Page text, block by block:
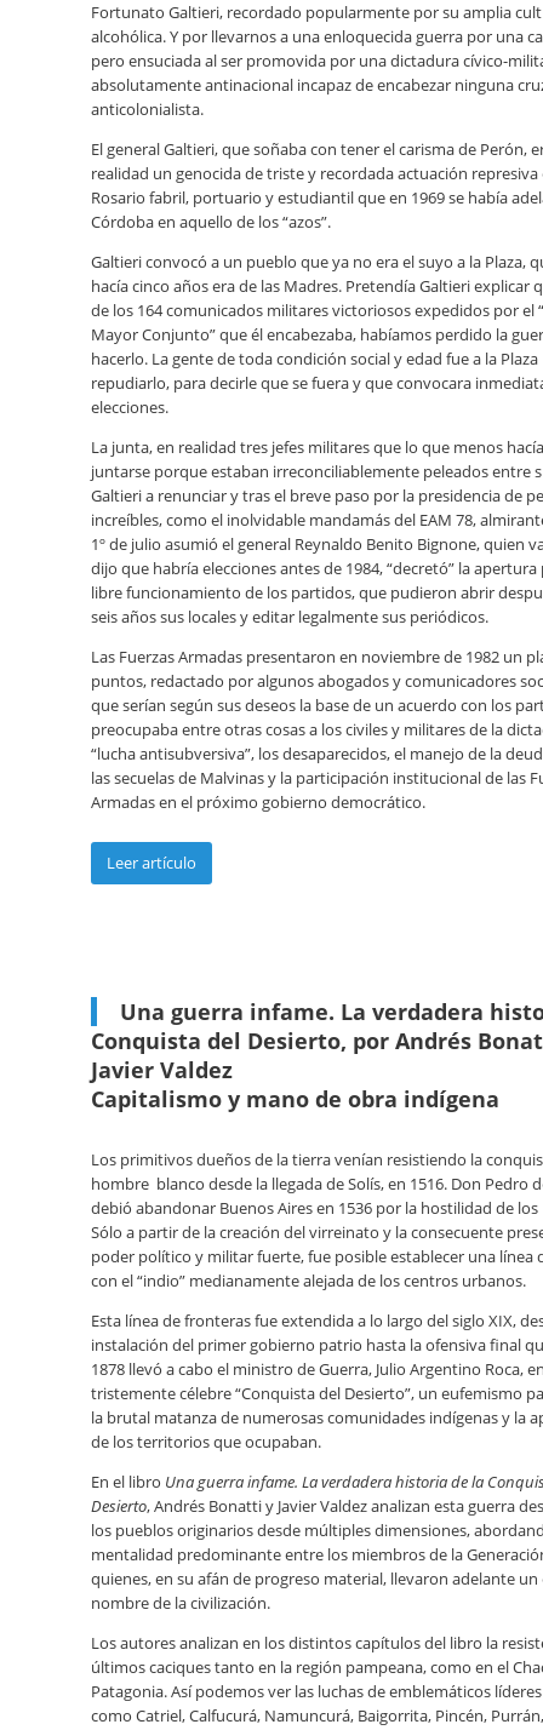
Fortunato Galtieri, recordado popularmente por su amplia
alcohólica. Y por llevarnos a una enloquecida guerra por una
pero ensuciada al ser promovida por una dictadura cívico-
absolutamente antinacional incapaz de encabezar ninguna
anticolonialista.
El general Galtieri, que soñaba con tener el carisma de Perón,
realidad un genocida de triste y recordada actuación represiva
Rosario fabril, portuario y estudiantil que en 1969 se había
Córdoba en aquello de los “azos”.
Galtieri convocó a un pueblo que ya no era el suyo a la Plaza,
hacía cinco años era de las Madres. Pretendía Galtieri explicar
de los 164 comunicados militares victoriosos expedidos por el
Mayor Conjunto” que él encabezaba, habíamos perdido la
hacerlo. La gente de toda condición social y edad fue a la
repudiarlo, para decirle que se fuera y que convocara
elecciones.
La junta, en realidad tres jefes militares que lo que menos
juntarse porque estaban irreconciliablemente peleados entre
Galtieri a renunciar y tras el breve paso por la presidencia de
increíbles, como el inolvidable mandamás del EAM 78,
1º de julio asumió el general Reynaldo Benito Bignone, quien
dijo que habría elecciones antes de 1984, “decretó” la
libre funcionamiento de los partidos, que pudieron abrir
seis años sus locales y editar legalmente sus periódicos.
Las Fuerzas Armadas presentaron en noviembre de 1982 un
puntos, redactado por algunos abogados y comunicadores
que serían según sus deseos la base de un acuerdo con los
preocupaba entre otras cosas a los civiles y militares de la
“lucha antisubversiva”, los desaparecidos, el manejo de la
las secuelas de Malvinas y la participación institucional de las
Armadas en el próximo gobierno democrático.
Leer artículo
Una guerra infame. La verdadera
Conquista del Desierto, por Andrés
Javier Valdez
Capitalismo y mano de obra indígena
Los primitivos dueños de la tierra venían resistiendo la
hombre blanco desde la llegada de Solís, en 1516. Don Pedro
debió abandonar Buenos Aires en 1536 por la hostilidad de los
Sólo a partir de la creación del virreinato y la consecuente
poder político y militar fuerte, fue posible establecer una línea
con el “indio” medianamente alejada de los centros urbanos.
Esta línea de fronteras fue extendida a lo largo del siglo XIX,
instalación del primer gobierno patrio hasta la ofensiva final
1878 llevó a cabo el ministro de Guerra, Julio Argentino Roca,
tristemente célebre “Conquista del Desierto”, un eufemismo
la brutal matanza de numerosas comunidades indígenas y la
de los territorios que ocupaban.
En el libro Una guerra infame. La verdadera historia de la
Desierto, Andrés Bonatti y Javier Valdez analizan esta guerra
los pueblos originarios desde múltiples dimensiones,
mentalidad predominante entre los miembros de la
quienes, en su afán de progreso material, llevaron adelante
nombre de la civilización.
Los autores analizan en los distintos capítulos del libro la
últimos caciques tanto en la región pampeana, como en el
Patagonia. Así podemos ver las luchas de emblemáticos
como Catriel, Calfucurá, Namuncurá, Baigorrita, Pincén,